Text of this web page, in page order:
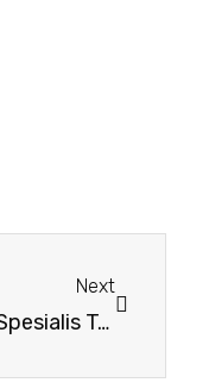
Next
Jasa Spesialis Toilet Portable Probolinggo